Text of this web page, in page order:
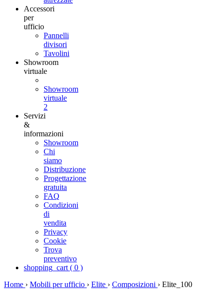
Accessori
per
ufficio
Pannelli
divisori
Tavolini
Showroom
virtuale
Showroom
virtuale
2
Servizi
&
informazioni
Showroom
Chi
siamo
Distribuzione
Progettazione
gratuita
FAQ
Condizioni
di
vendita
Privacy
Cookie
Trova
preventivo
shopping_cart ( 0 )
Home › Mobili per ufficio › Elite › Composizioni › Elite_100